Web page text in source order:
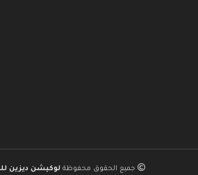
جميع الحقوق محفوظة لوكيشن ديزين